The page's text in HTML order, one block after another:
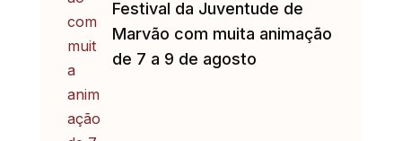
Festival da Juventude de
Marvão com muita animação
de 7 a 9 de agosto